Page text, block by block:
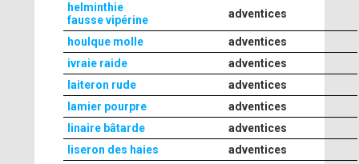
helminthie
fausse vipérine
adventices
houlque molle
adventices
ivraie raide
adventices
laiteron rude
adventices
lamier pourpre
adventices
linaire bâtarde
adventices
liseron des haies
adventices